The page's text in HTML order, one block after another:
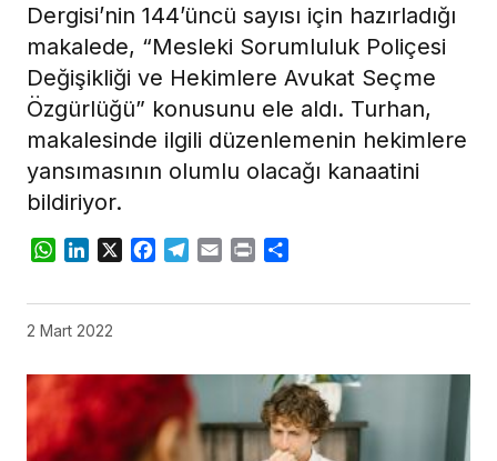
Dergisi’nin 144’üncü sayısı için hazırladığı
makalede, “Mesleki Sorumluluk Poliçesi
Değişikliği ve Hekimlere Avukat Seçme
Özgürlüğü” konusunu ele aldı. Turhan,
makalesinde ilgili düzenlemenin hekimlere
yansımasının olumlu olacağı kanaatini
bildiriyor.
WhatsApp
LinkedIn
X Facebook
Telegram
Email Print
2 Mart 2022